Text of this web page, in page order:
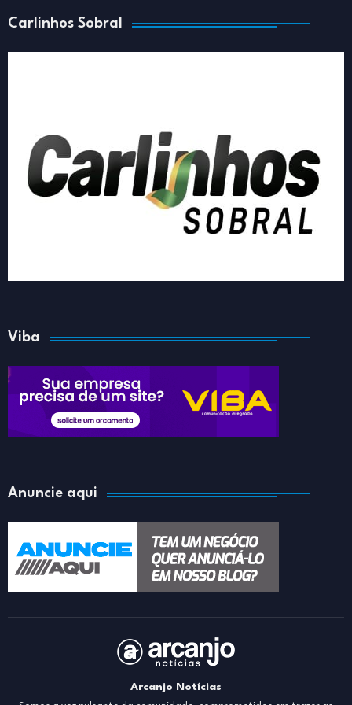
Carlinhos Sobral
Viba
Anuncie aqui
Arcanjo Notícias